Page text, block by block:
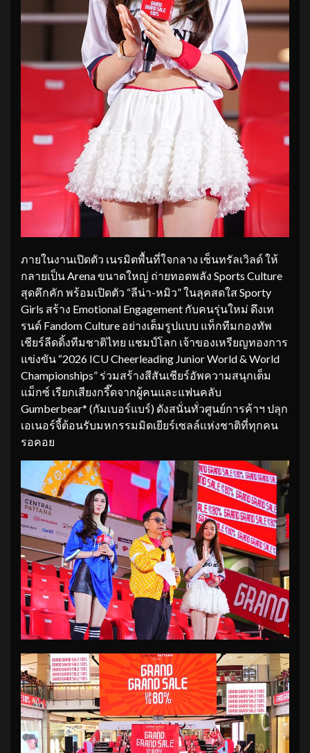
ภายในงานเปิดตัว เนรมิตพื้นที่ใจกลาง เซ็นทรัลเวิลด์ ให้
กลายเป็น Arena ขนาดใหญ่ ถ่ายทอดพลัง Sports Culture
สุดคึกคัก พร้อมเปิดตัว “ลีน่า-หมิว” ในลุคสดใส Sporty
Girls สร้าง Emotional Engagement กับคนรุ่นใหม่ ดึงเท
รนด์ Fandom Culture อย่างเต็มรูปแบบ แท็กทีมกองทัพ
เชียร์ลีดดิ้งทีมชาติไทย แชมป์โลก เจ้าของเหรียญทองการ
แข่งขัน “2026 ICU Cheerleading Junior World & World
Championships” ร่วมสร้างสีสันเชียร์อัพความสนุกเต็ม
แม็กซ์ เรียกเสียงกรี๊ดจากผู้คนและแฟนคลับ
Gumberbear* (กัมเบอร์แบร์) ดังสนั่นทั่วศูนย์การค้าฯ ปลุก
เอเนอร์จี้ต้อนรับมหกรรมมิดเยียร์เซลล์แห่งชาติที่ทุกคน
รอคอย